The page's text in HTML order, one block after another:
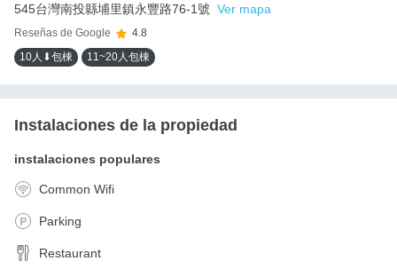
545台灣南投縣埔里鎮永豐路76-1號 Ver mapa
Reseñas de Google
4.8
10人⬇包棟
11~20人包棟
Instalaciones de la propiedad
instalaciones populares
Common Wifi
Parking
Restaurant